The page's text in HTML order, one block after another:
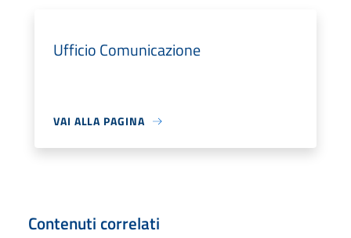
Ufficio Comunicazione
VAI ALLA PAGINA
Contenuti correlati